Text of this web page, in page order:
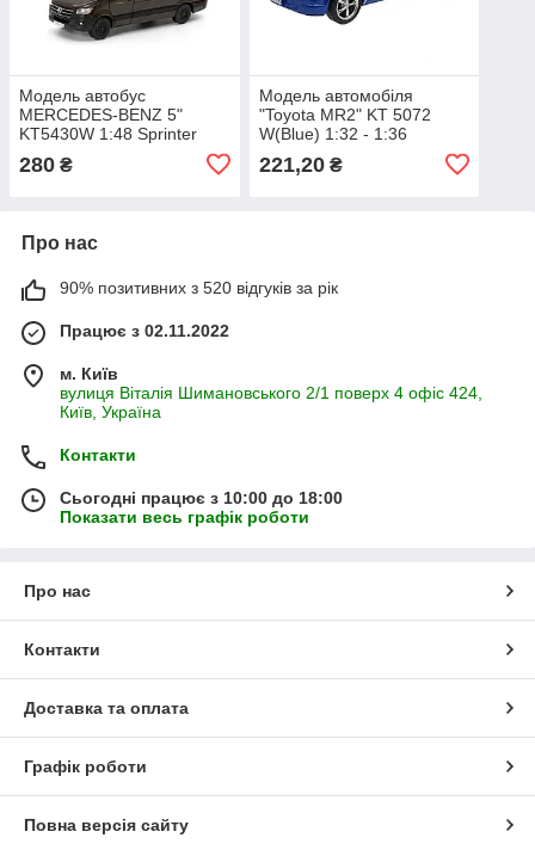
Модель автобус
MERCEDES-BENZ 5"
KT5430W 1:48 Sprinter
280 ₴
Модель автомобіля
"Toyota MR2" KT 5072
W(Blue) 1:32 - 1:36
221,20₴
Про нас
90% позитивних з 520 відгуків за рік
Працює з 02.11.2022
м. Київ
вулиця Віталія Шимановського 2/1 поверх 4 офіс 424,
Київ, Україна
Контакти
Сьогодні працює з 10:00 до 18:00
Показати весь графік роботи
Про нас
Контакти
Доставка та оплата
Графік роботи
Повна версія сайту